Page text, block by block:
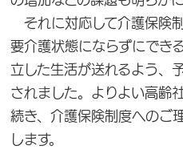
それに対応して介護保険
要介護状態にならずにでき
立した生活が送れるよう、
されました。よりよい高齢
続き、介護保険制度へのご
します。